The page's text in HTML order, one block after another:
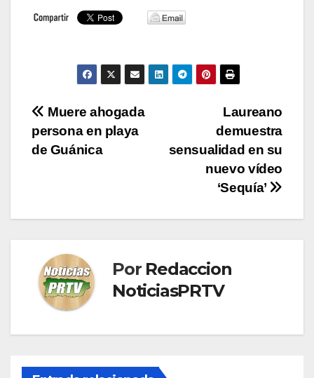
Navegación
de
Laureano
demuestra
sensualidad en su
nuevo vídeo
‘Sequía’
Muere ahogada
persona en playa
de Guánica
Por Redaccion
NoticiasPRTV